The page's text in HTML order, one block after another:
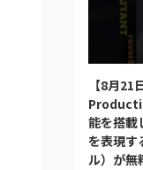
【8月
能を搭載
を表現す
ル）が無